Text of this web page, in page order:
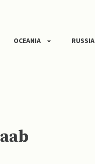
OCEANIA RUSSIA